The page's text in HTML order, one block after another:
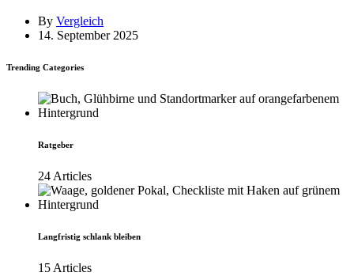
By Vergleich
14. September 2025
Trending Categories
Ratgeber
24 Articles
Langfristig schlank bleiben
15 Articles